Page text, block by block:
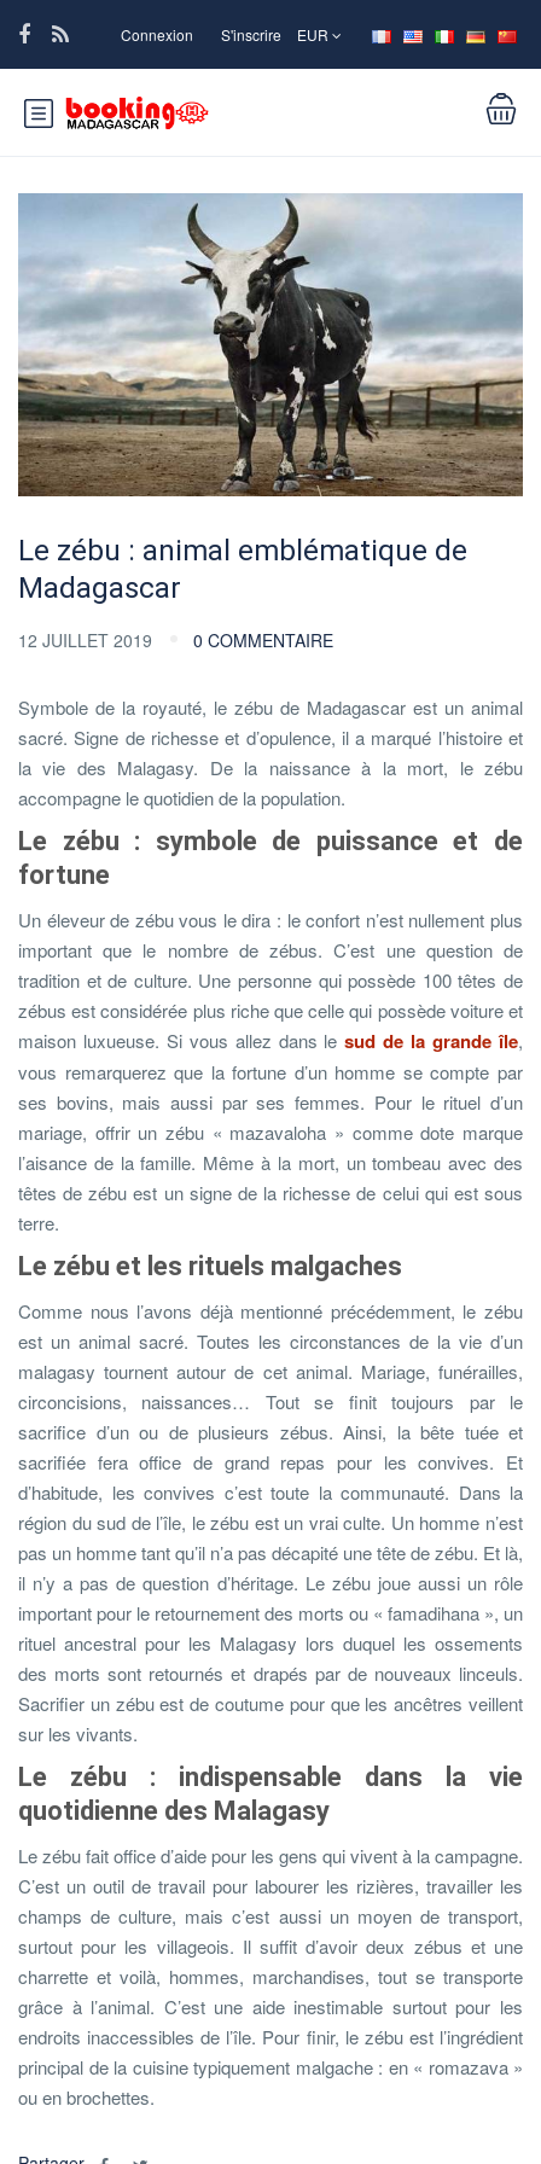
Connexion S'inscrire EUR
Le zébu : animal emblématique de
Madagascar
12 JUILLET 2019 0 COMMENTAIRE
Symbole de la royauté, le zébu de Madagascar est un animal
sacré. Signe de richesse et d’opulence, il a marqué l’histoire et
la vie des Malagasy. De la naissance à la mort, le zébu
accompagne le quotidien de la population.
Le zébu : symbole de puissance et de
fortune
Un éleveur de zébu vous le dira : le confort n’est nullement plus
important que le nombre de zébus. C’est une question de
tradition et de culture. Une personne qui possède 100 têtes de
zébus est considérée plus riche que celle qui possède voiture et
maison luxueuse. Si vous allez dans lesud de la grande île,
vous remarquerez que la fortune d’un homme se compte par
ses bovins, mais aussi par ses femmes. Pour le rituel d’un
mariage, offrir un zébu « mazavaloha » comme dote marque
l’aisance de la famille. Même à la mort, un tombeau avec des
têtes de zébu est un signe de la richesse de celui qui est sous
terre.
Le zébu et les rituels malgaches
Comme nous l’avons déjà mentionné précédemment, le zébu
est un animal sacré. Toutes les circonstances de la vie d’un
malagasy tournent autour de cet animal. Mariage, funérailles,
circoncisions, naissances… Tout se finit toujours par le
sacrifice d’un ou de plusieurs zébus. Ainsi, la bête tuée et
sacrifiée fera office de grand repas pour les convives. Et
d’habitude, les convives c’est toute la communauté. Dans la
région du sud de l’île, le zébu est un vrai culte. Un homme n’est
pas un homme tant qu’il n’a pas décapité une tête de zébu. Et là,
il n’y a pas de question d’héritage. Le zébu joue aussi un rôle
important pour le retournement des morts ou « famadihana », un
rituel ancestral pour les Malagasy lors duquel les ossements
des morts sont retournés et drapés par de nouveaux linceuls.
Sacrifier un zébu est de coutume pour que les ancêtres veillent
sur les vivants.
Le zébu : indispensable dans la vie
quotidienne des Malagasy
Le zébu fait office d’aide pour les gens qui vivent à la campagne.
C’est un outil de travail pour labourer les rizières, travailler les
champs de culture, mais c’est aussi un moyen de transport,
surtout pour les villageois. Il suffit d’avoir deux zébus et une
charrette et voilà, hommes, marchandises, tout se transporte
grâce à l’animal. C’est une aide inestimable surtout pour les
endroits inaccessibles de l’île. Pour finir, le zébu est l’ingrédient
principal de la cuisine typiquement malgache : en « romazava »
ou en brochettes.